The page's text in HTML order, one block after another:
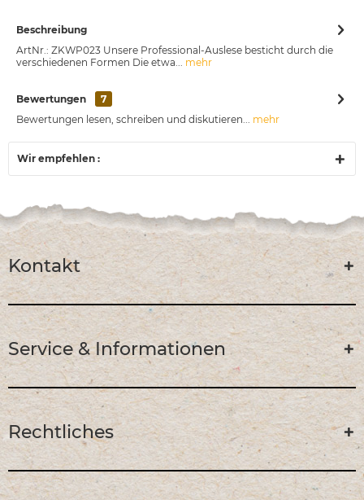
Beschreibung
ArtNr.: ZKWP023 Unsere Professional-Auslese besticht durch die
verschiedenen Formen Die etwa... mehr
Bewertungen
7
Bewertungen lesen, schreiben und diskutieren... mehr
Wir empfehlen :
Kontakt
Service & Informationen
Rechtliches